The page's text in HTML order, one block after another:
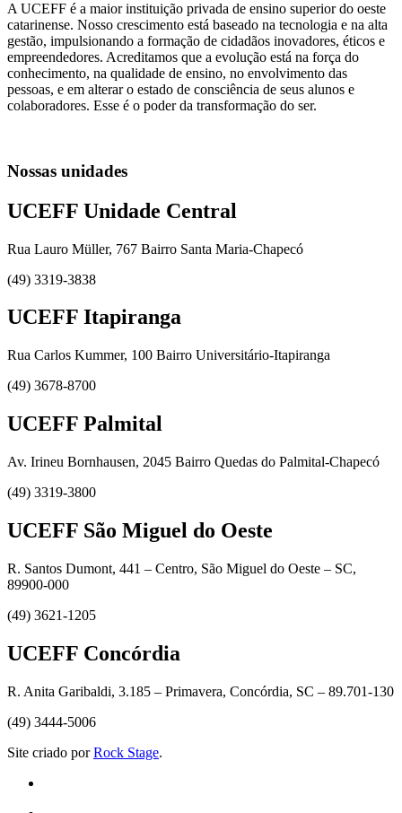
A UCEFF é a maior instituição privada de ensino superior do oeste
catarinense. Nosso crescimento está baseado na tecnologia e na alta
gestão, impulsionando a formação de cidadãos inovadores, éticos e
empreendedores. Acreditamos que a evolução está na força do
conhecimento, na qualidade de ensino, no envolvimento das
pessoas, e em alterar o estado de consciência de seus alunos e
colaboradores. Esse é o poder da transformação do ser.
Nossas unidades
UCEFF Unidade Central
Rua Lauro Müller, 767 Bairro Santa Maria-Chapecó
(49) 3319-3838
UCEFF Itapiranga
Rua Carlos Kummer, 100 Bairro Universitário-Itapiranga
(49) 3678-8700
UCEFF Palmital
Av. Irineu Bornhausen, 2045 Bairro Quedas do Palmital-Chapecó
(49) 3319-3800
UCEFF São Miguel do Oeste
R. Santos Dumont, 441 – Centro, São Miguel do Oeste – SC,
89900-000
(49) 3621-1205
UCEFF Concórdia
R. Anita Garibaldi, 3.185 – Primavera, Concórdia, SC – 89.701-130
(49) 3444-5006
Site criado porRock Stage.